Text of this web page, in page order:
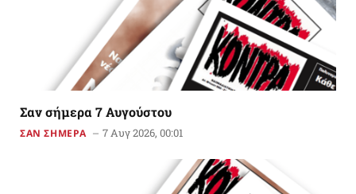
Σαν σήμερα 7 Αυγούστου
ΣΑΝ ΣΗΜΕΡΑ 7 Αυγ 2026, 00:01